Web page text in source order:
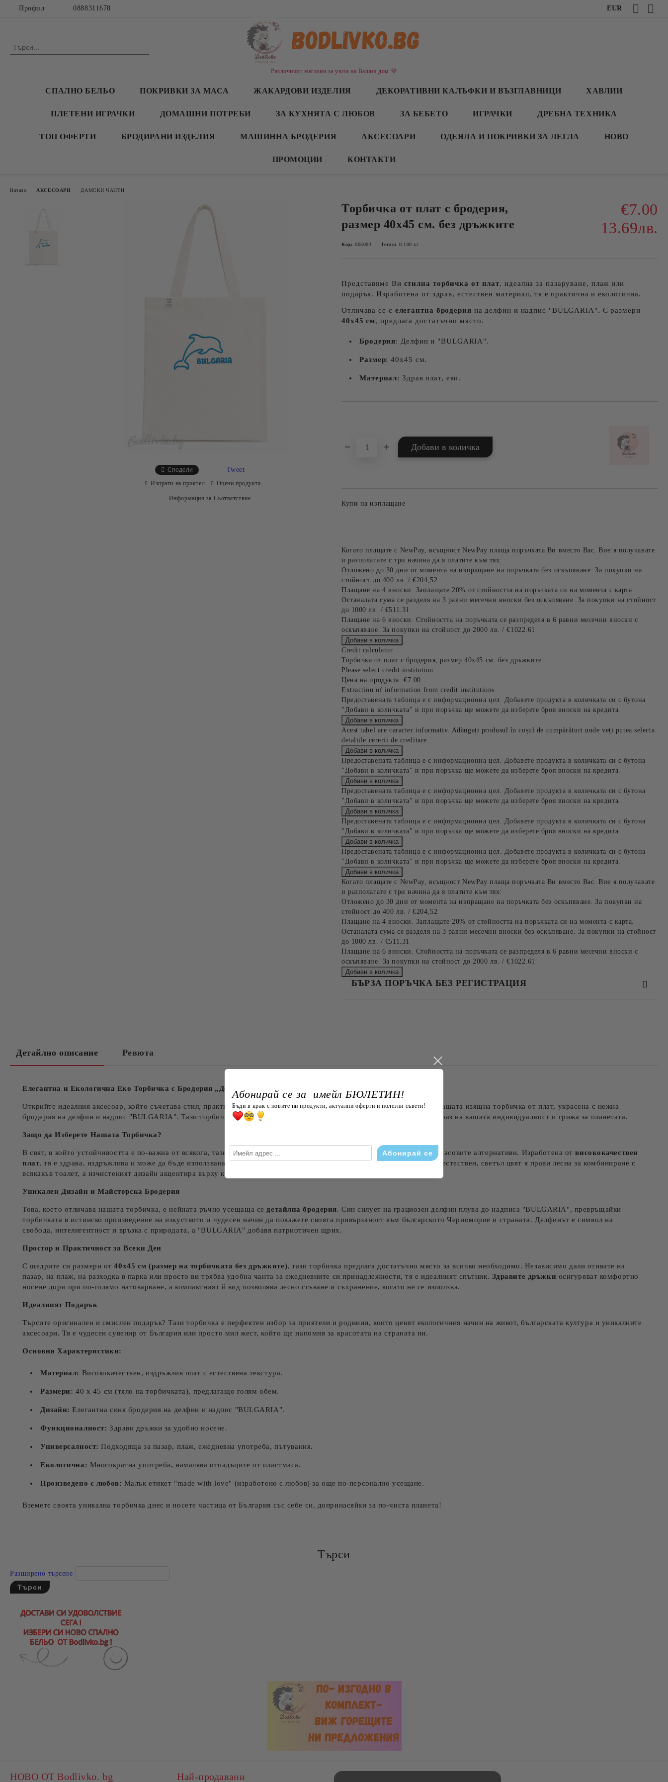
Профил 0888311678 EUR
Различният магазин за уюта на Вашия дом 💜
СПАЛНО БЕЛЬО ПОКРИВКИ ЗА МАСА ЖАКАРДОВИ ИЗДЕЛИЯ ДЕКОРАТИВНИ КАЛЪФКИ И ВЪЗГЛАВНИЦИ ХАВЛИИ
ПЛЕТЕНИ ИГРАЧКИ ДОМАШНИ ПОТРЕБИ ЗА КУХНЯТА С ЛЮБОВ ЗА БЕБЕТО ИГРАЧКИ ДРЕБНА ТЕХНИКА
ТОП ОФЕРТИ БРОДИРАНИ ИЗДЕЛИЯ МАШИННА БРОДЕРИЯ АКСЕСОАРИ ОДЕЯЛА И ПОКРИВКИ ЗА ЛЕГЛА НОВО
ПРОМОЦИИ КОНТАКТИ
Начало АКСЕСОАРИ ДАМСКИ ЧАНТИ
Торбичка от плат с бродерия,
размер 40х45 см. без дръжките
€7.00
13.69лв.
Код: 005003 Тегло: 0.100 кг
Представяме Ви стилна торбичка от плат, идеална за пазаруване, плаж или
подарък. Изработена от здрав, естествен материал, тя е практична и екологична.
Отличава се с елегантна бродерия на делфин и надпис "BULGARIA". С размери
40х45 см, предлага достатъчно място.
Бродерия: Делфин и "BULGARIA".
Размер: 40х45 см.
Материал: Здрав плат, еко.
Купи на изплащане
Когато плащате с NewPay, всъщност NewPay плаща поръчката Ви вместо Вас. Вие я получавате
и разполагате с три начина да я платите към тях:
Отложено до 30 дни от момента на изпращане на поръчката без оскъпяване. За покупки на
стойност до 400 лв. / €204,52
Плащане на 4 вноски. Заплащате 20% от стойността на поръчката си на момента с карта.
Останалата сума се разделя на 3 равни месечни вноски без оскъпяване. За покупки на стойност
до 1000 лв. / €511.31
Плащане на 6 вноски. Стойността на поръчката се разпределя в 6 равни месечни вноски с
оскъпяване. За покупки на стойност до 2000 лв. / €1022.61
Credit calculator
Торбичка от плат с бродерия, размер 40х45 см. без дръжките
Please select credit institution
Цена на продукта: €7.00
Extraction of information from credit institutions
Предоставената таблица е с информационна цел. Добавете продукта в количката си с бутона
"Добави в количката" и при поръчка ще можете да изберете броя вноски на кредита.
Acest tabel are caracter informativ. Adăugați produsul în coșul de cumpărături unde veți putea selecta
detaliile cererii de creditare.
Предоставената таблица е с информационна цел. Добавете продукта в количката си с бутона
"Добави в количката" и при поръчка ще можете да изберете броя вноски на кредита.
Предоставената таблица е с информационна цел. Добавете продукта в количката си с бутона
"Добави в количката" и при поръчка ще можете да изберете броя вноски на кредита.
Предоставената таблица е с информационна цел. Добавете продукта в количката си с бутона
"Добави в количката" и при поръчка ще можете да изберете броя вноски на кредита.
Предоставената таблица е с информационна цел. Добавете продукта в количката си с бутона
"Добави в количката" и при поръчка ще можете да изберете броя вноски на кредита.
Когато плащате с NewPay, всъщност NewPay плаща поръчката Ви вместо Вас. Вие я получавате
и разполагате с три начина да я платите към тях:
Отложено до 30 дни от момента на изпращане на поръчката без оскъпяване. За покупки на
стойност до 400 лв. / €204,52
Плащане на 4 вноски. Заплащате 20% от стойността на поръчката си на момента с карта.
Останалата сума се разделя на 3 равни месечни вноски без оскъпяване. За покупки на стойност
до 1000 лв. / €511.31
Плащане на 6 вноски. Стойността на поръчката се разпределя в 6 равни месечни вноски с
оскъпяване. За покупки на стойност до 2000 лв. / €1022.61
БЪРЗА ПОРЪЧКА БЕЗ РЕГИСТРАЦИЯ
Политиката за лични данни
Ние ще се свържем с вас в рамките на работния ден.
Сподели Tweet
Изпрати на приятел Оцени продукта
Информация за Съответствие
Детайлно описание Ревюта
Елегантна и Екологична Еко Торбичка с Бродерия „Делфин и България“
Открийте идеалния аксесоар, който съчетава стил, практичност и любов към природата и родината! Представяме ви нашата изящна торбичка от плат, украсена с нежна
бродерия на делфин и надпис "BULGARIA". Тази торбичка е много повече от просто средство за пазаруване – тя е израз на вашата индивидуалност и грижа за планетата.
Защо да Изберете Нашата Торбичка?
В свят, в който устойчивостта е по-важна от всякога, тази платнена торбичка е вашият съзнателен избор срещу пластмасовите алтернативи. Изработена отвисококачествен
плат, тя е здрава, издръжлива и може да бъде използвана многократно, намалявайки екологичния отпечатък. Нейният естествен, светъл цвят я прави лесна за комбиниране с
всякакъв тоалет, а изчистеният дизайн акцентира върху красивата бродерия.
Уникален Дизайн и Майсторска Бродерия
Това, което отличава нашата торбичка, е нейната ръчно усещаща се детайлна бродерия. Син силует на грациозен делфин плува до надписа "BULGARIA", превръщайки
торбичката в истинско произведение на изкуството и чудесен начин да покажете своята привързаност към българското Черноморие и страната. Делфинът е символ на
свобода, интелигентност и връзка с природата, а "BULGARIA" добавя патриотичен щрих.
Простор и Практичност за Всеки Ден
С щедрите си размери от40х45 см (размер на торбичката без дръжките), тази торбичка предлага достатъчно място за всичко необходимо. Независимо дали отивате на
пазар, на плаж, на разходка в парка или просто ви трябва удобна чанта за ежедневните си принадлежности, тя е идеалният спътник. Здравите дръжки осигуряват комфортно
носене дори при по-голямо натоварване, а компактният й вид позволява лесно сгъване и съхранение, когато не се използва.
Идеалният Подарък
Търсите оригинален и смислен подарък? Тази торбичка е перфектен избор за приятели и роднини, които ценят екологичния начин на живот, българската култура и уникалните
аксесоари. Тя е чудесен сувенир от България или просто мил жест, който ще напомня за красотата на страната ни.
Основни Характеристики:
Материал: Висококачествен, издръжлив плат с естествена текстура.
Размери: 40 х 45 см (тяло на торбичката), предлагащо голям обем.
Дизайн: Елегантна синя бродерия на делфин и надпис "BULGARIA".
Функционалност: Здрави дръжки за удобно носене.
Универсалност: Подходяща за пазар, плаж, ежедневна употреба, пътувания.
Екологична: Многократна употреба, намалява отпадъците от пластмаса.
Произведено с любов: Малък етикет "made with love" (изработено с любов) за още по-персонално усещане.
Вземете своята уникална торбичка днес и носете частица от България със себе си, допринасяйки за по-чиста планета!
Търси
Разширено търсене
НОВО ОТ Bodlivko. bg Най-продавани
Абонирай се за имейл БЮЛЕТИН!
Бъди в крак с новите ни продукти, актуални оферти и полезни съвети!